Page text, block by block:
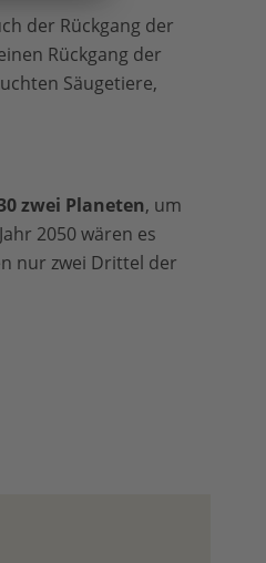
der Rückgang der
Rückgang der
Säugetiere,
zwei Planeten, um
2050 wären es
nur zwei Drittel der